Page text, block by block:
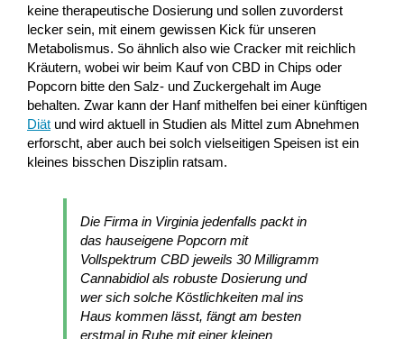
keine therapeutische Dosierung und sollen zuvorderst
lecker sein, mit einem gewissen Kick für unseren
Metabolismus. So ähnlich also wie Cracker mit reichlich
Kräutern, wobei wir beim Kauf von CBD in Chips oder
Popcorn bitte den Salz- und Zuckergehalt im Auge
behalten. Zwar kann der Hanf mithelfen bei einer künftigen
Diät und wird aktuell in Studien als Mittel zum Abnehmen
erforscht, aber auch bei solch vielseitigen Speisen ist ein
kleines bisschen Disziplin ratsam.
Die Firma in Virginia jedenfalls packt in
das hauseigene Popcorn mit
Vollspektrum CBD jeweils 30 Milligramm
Cannabidiol als robuste Dosierung und
wer sich solche Köstlichkeiten mal ins
Haus kommen lässt, fängt am besten
erstmal in Ruhe mit einer kleinen